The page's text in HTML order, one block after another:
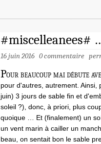
#miscelleanees#
16 juin 2016 0 commentaire
Pour beaucoup mai débute
pour d'autres, autrement.
juin) 3 jours de sable fin et
soleil ?), donc, à priori, plus
quoique … Et (finalement) un
un vent marin à cailler un
beau, on sentait bon le sable